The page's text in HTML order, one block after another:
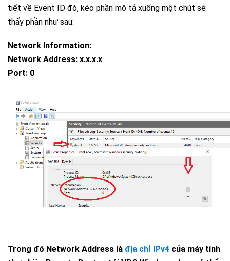
tiết về Event ID đó, kéo phần mô tả xuống một chút sẽ
thấy phần như sau:
Network Information:
Network Address: x.x.x.x
Port: 0
Trong đó Network Address là địa chỉ IPv4 của máy tính